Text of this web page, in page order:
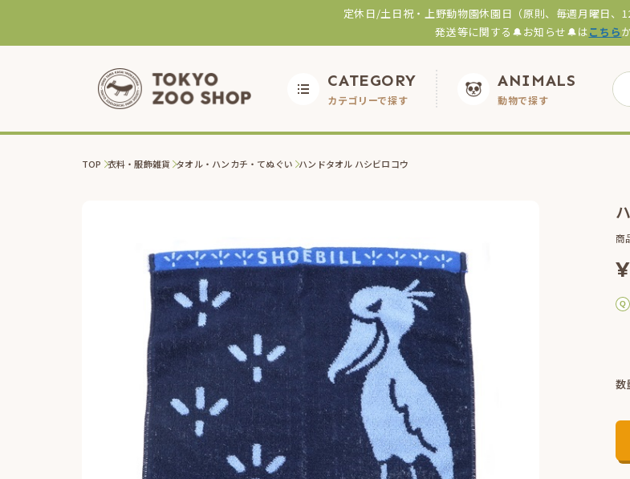
定休日/土日祝・上野動物園休園日（原則、毎週月曜日、
発送等に関する🔔お知らせ🔔はこちら
CATEGORY
カテゴリーで探す
ANIMALS
動物で探す
TOP 衣料・服飾雑貨 タオル・ハンカチ・てぬぐい ハンドタオル ハシビロコウ
商
¥
数